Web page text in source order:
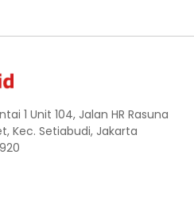
1 Unit 104, Jalan HR Rasuna
Kec. Setiabudi, Jakarta